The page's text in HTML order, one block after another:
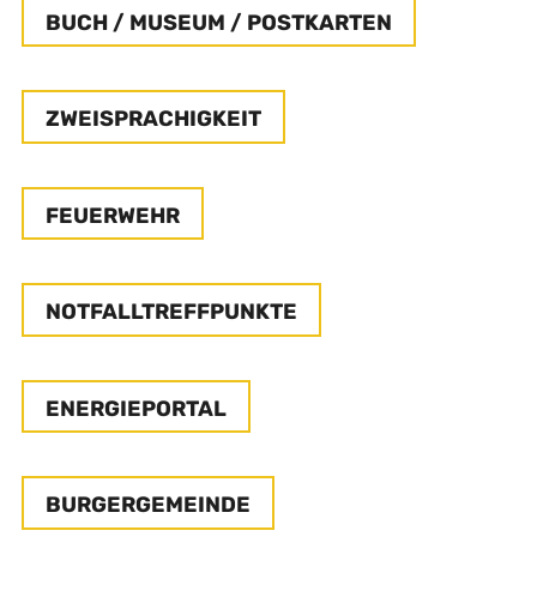
BUCH / MUSEUM / POSTKARTEN
ZWEISPRACHIGKEIT
FEUERWEHR
NOTFALLTREFFPUNKTE
ENERGIEPORTAL
BURGERGEMEINDE